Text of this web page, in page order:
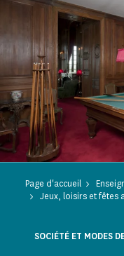
Page d'accueil
Jeux, loisirs et fêtes
SOCIÉTÉ ET MODES